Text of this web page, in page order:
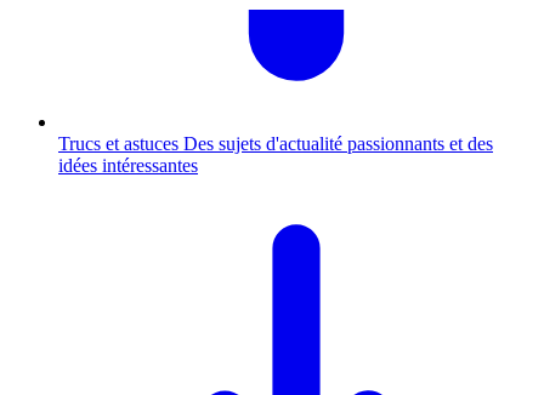
Trucs et astuces Des sujets d'actualité passionnants et des
idées intéressantes